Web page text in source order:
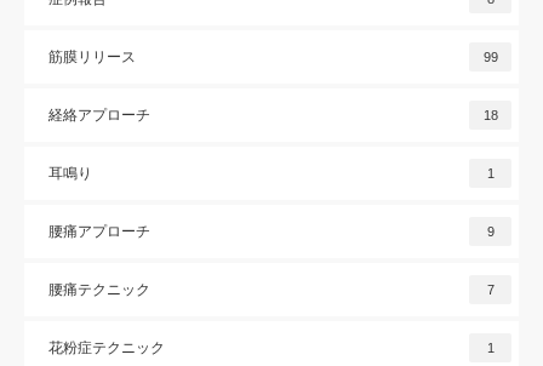
筋膜リリース 99
経絡アプローチ 18
耳鳴り 1
腰痛アプローチ 9
腰痛テクニック 7
花粉症テクニック 1